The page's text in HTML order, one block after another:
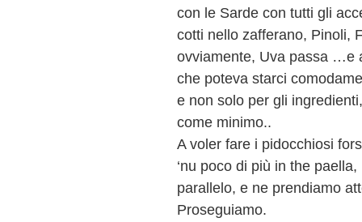
con le Sarde con tutti gli
cotti nello zafferano, Pinoli,
ovviamente, Uva passa
che poteva starci
e non solo per gli
come minimo..
A voler fare i pidocchiosi
‘nu poco di più in the
parallelo, e ne prendiamo
Proseguiamo.